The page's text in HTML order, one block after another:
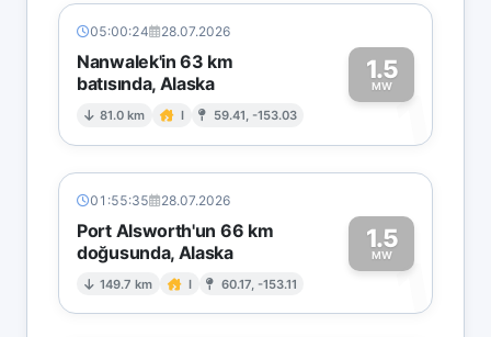
05:00:24 28.07.2026
Nanwalek'in 63 km
batısında, Alaska
81.0 km I 59.41, -153.03
1.5
MW1
01:55:35 28.07.2026
Port Alsworth'un 66 km
doğusunda, Alaska
149.7 km I 60.17, -153.11
1.5
MW1